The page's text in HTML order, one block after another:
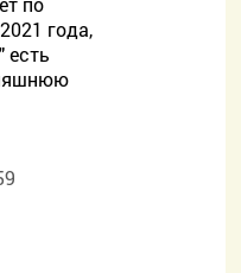
года,
есть